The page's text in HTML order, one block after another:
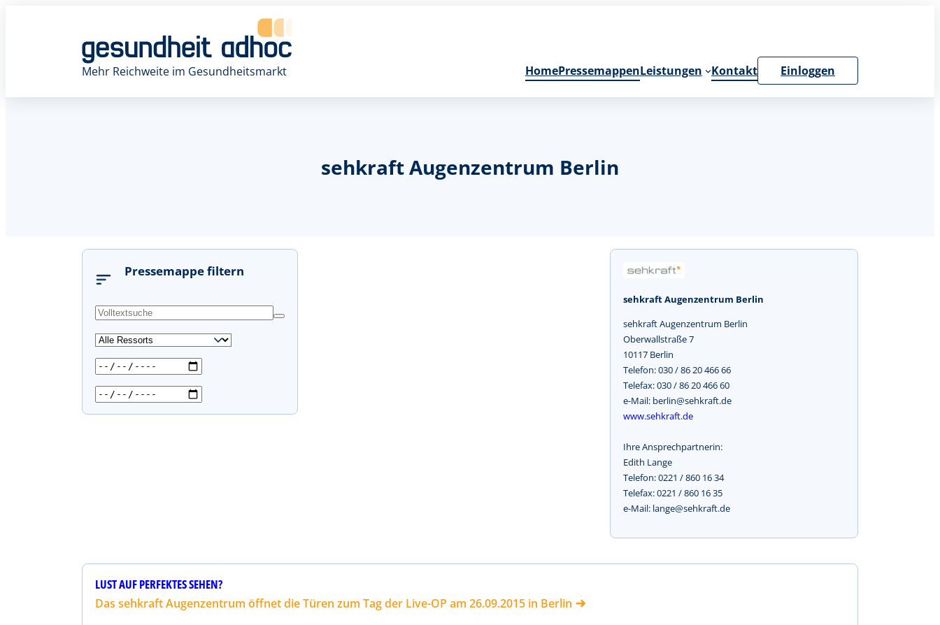
Mehr Reichweite im Gesundheitsmarkt HomePressemappenLeistungen Kontakt Einloggen
sehkraft Augenzentrum Berlin
Pressemappe filtern
s
sehkraft Augenzentrum Berlin
sehkraft Augenzentrum Berlin
Oberwallstraße 7
10117 Berlin
Telefon: 030 / 86 20 466 66
Telefax: 030 / 86 20 466 60
e-Mail: berlin@sehkraft.de
www.sehkraft.de
Ihre Ansprechpartnerin:
Edith Lange
Telefon: 0221 / 860 16 34
Telefax: 0221 / 860 16 35
e-Mail: lange@sehkraft.de
LUST AUF PERFEKTES SEHEN?
Das sehkraft Augenzentrum öffnet die Türen zum Tag der Live-OP am 26.09.2015 in Berlin